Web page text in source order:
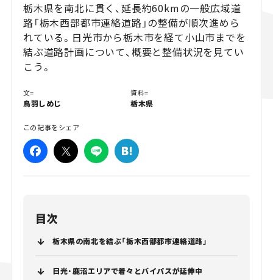
栃木県を南北に貫く、延長約60kmの一般広域道
路「栃木西部都市連絡道路」の整備が順次進めら
れている。日光市から栃木市を経て小山市までを
結ぶ道路計画について、概要と整備状況を見てい
こう。
文=
鳥羽しめじ
資料=
栃木県
この記事をシェア
目次
栃木県の南北を結ぶ「栃木西部都市連絡道路」
日光・鹿沼エリアで着々とバイパスが延伸中